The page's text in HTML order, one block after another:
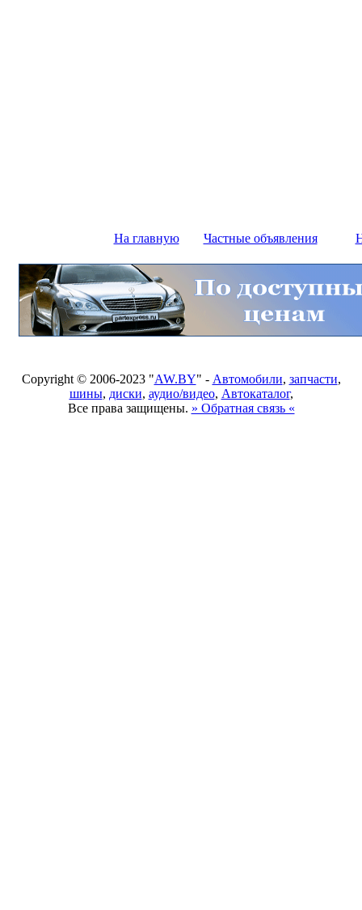
На главную Частные объявления
Copyright © 2006-2023 "AW.BY" - Автомобили, запчасти,
шины, диски, аудио/видео, Автокаталог,
Все права защищены. » Обратная связь «